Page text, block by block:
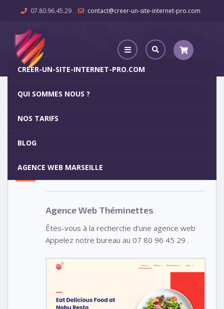
07.80.96.45.29 contact@creer-un-site-internet-pro.com
CREER-UN-SITE-INTERNET-PRO.COM
QUI SOMMES NOUS ?
NOS TARIFS
BLOG
AGENCE WEB MARSEILLE
Agence Web Théminettes
5
Votre site internet pour 29€
Agence Web Théminettes
Êtes-vous à la recherche d’une agence web
Appelez notre bureau au 07 80 96 45 29 .